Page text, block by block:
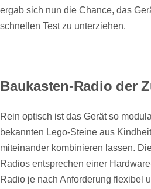
ergab sich nun die Chance, das
schnellen Test zu unterziehen.
Baukasten-Radio der
Rein optisch ist das Gerät so
bekannten Lego-Steine aus
miteinander kombinieren lassen.
Radios entsprechen einer
Radio je nach Anforderung flexibel